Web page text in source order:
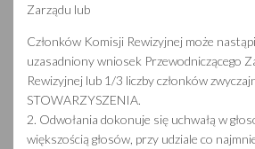
Zarządu lub
Członków Komisji Rewizyjnej może
uzasadniony wniosek Przewodniczącego
Rewizyjnej lub 1/3 liczby członków
STOWARZYSZENIA.
2. Odwołania dokonuje się uchwałą w
większością głosów, przy udziale co